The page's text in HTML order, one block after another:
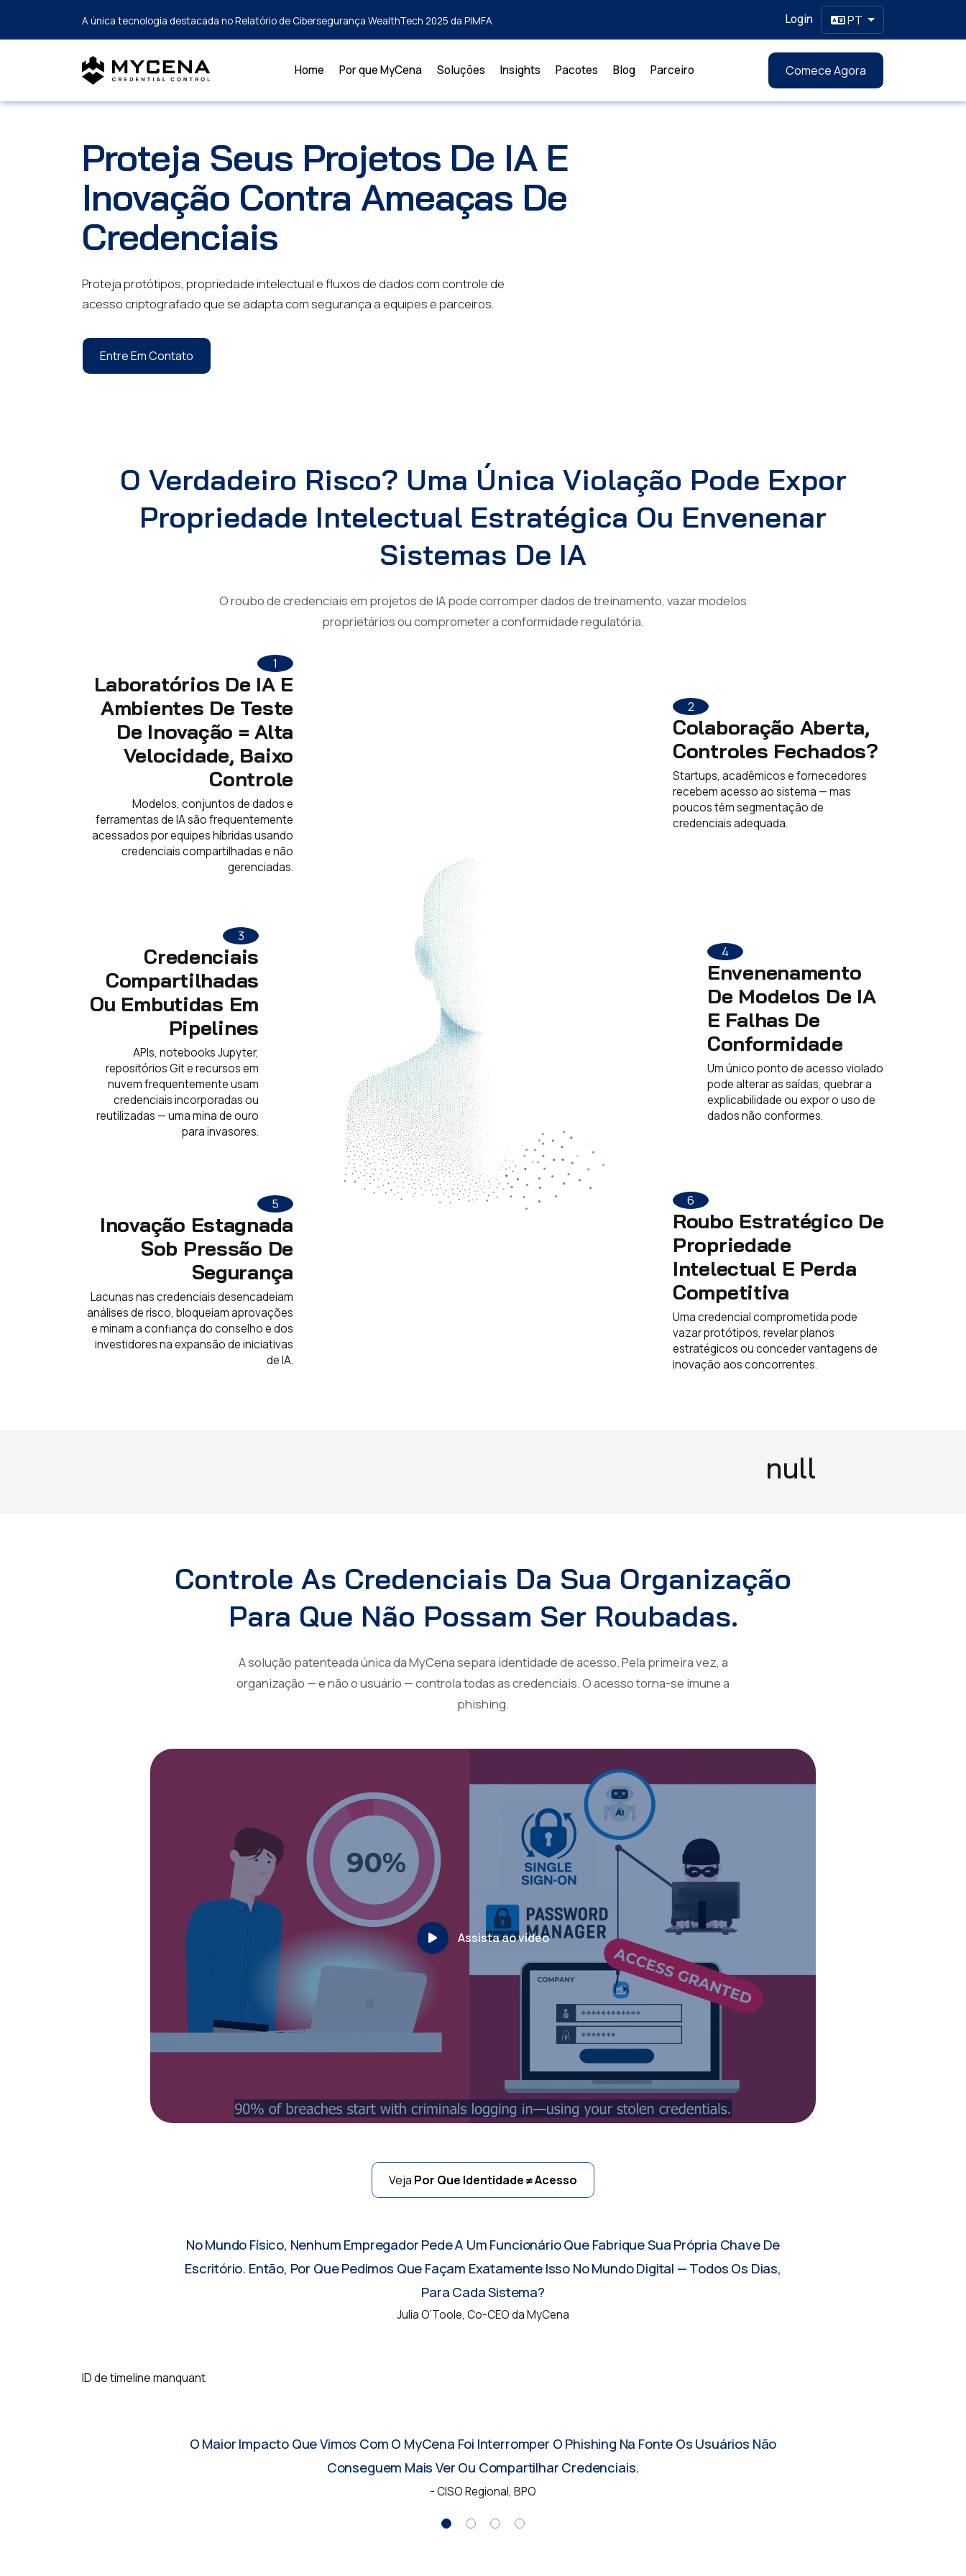
A única tecnologia destacada no Relatório de Cibersegurança WealthTech 2025 da PIMFA Login PT
Home Por que MyCena Soluções Insights Pacotes Blog Parceiro Comece Agora
Proteja Seus Projetos De IA E
Inovação Contra Ameaças De
Credenciais
Proteja protótipos, propriedade intelectual e fluxos de dados com controle de
acesso criptografado que se adapta com segurança a equipes e parceiros.
Entre Em Contato
O Verdadeiro Risco? Uma Única Violação Pode Expor
Propriedade Intelectual Estratégica Ou Envenenar
Sistemas De IA
O roubo de credenciais em projetos de IA pode corromper dados de treinamento, vazar modelos
proprietários ou comprometer a conformidade regulatória.
1
Laboratórios De IA E
Ambientes De Teste
De Inovação = Alta
Velocidade, Baixo
Controle
Modelos, conjuntos de dados e
ferramentas de IA são frequentemente
acessados ​​por equipes híbridas usando
credenciais compartilhadas e não
gerenciadas.
2
Colaboração Aberta,
Controles Fechados?
Startups, acadêmicos e fornecedores
recebem acesso ao sistema — mas
poucos têm segmentação de
credenciais adequada.
3
Credenciais
Compartilhadas
Ou Embutidas Em
Pipelines
APIs, notebooks Jupyter,
repositórios Git e recursos em
nuvem frequentemente usam
credenciais incorporadas ou
reutilizadas — uma mina de ouro
para invasores.
4
Envenenamento
De Modelos De IA
E Falhas De
Conformidade
Um único ponto de acesso violado
pode alterar as saídas, quebrar a
explicabilidade ou expor o uso de
dados não conformes.
5
Inovação Estagnada
Sob Pressão De
Segurança
Lacunas nas credenciais desencadeiam
análises de risco, bloqueiam aprovações
e minam a confiança do conselho e dos
investidores na expansão de iniciativas
de IA.
6
Roubo Estratégico De
Propriedade
Intelectual E Perda
Competitiva
Uma credencial comprometida pode
vazar protótipos, revelar planos
estratégicos ou conceder vantagens de
inovação aos concorrentes.
null
Controle As Credenciais Da Sua Organização
Para Que Não Possam Ser Roubadas.
A solução patenteada única da MyCena separa identidade de acesso. Pela primeira vez, a
organização — e não o usuário — controla todas as credenciais. O acesso torna-se imune a
phishing.
Assista ao vídeo
Veja Por Que Identidade ≠ Acesso
No Mundo Físico, Nenhum Empregador Pede A Um Funcionário Que Fabrique Sua Própria Chave De
Escritório. Então, Por Que Pedimos Que Façam Exatamente Isso No Mundo Digital — Todos Os Dias,
Para Cada Sistema?
Julia O’Toole, Co-CEO da MyCena
ID de timeline manquant
O MyCena Nos Fez Repensar A Segurança De Acesso. Sem Senhas, Sem Visibilidade E Sem
Ameaça De Phishing Desde A Implantação.
- Chefe de TI, Manufatura